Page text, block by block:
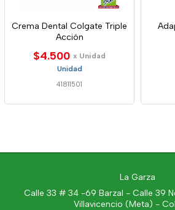
Crema Dental Colgate Triple
Acción
$4.500 x Unidad
Unidad
41811501
La Garza
Calle 33 # 34 -69 Barzal - Calle 39
Villavicencio (Meta) -